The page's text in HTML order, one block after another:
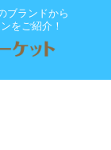
ブランドから
をご紹介！